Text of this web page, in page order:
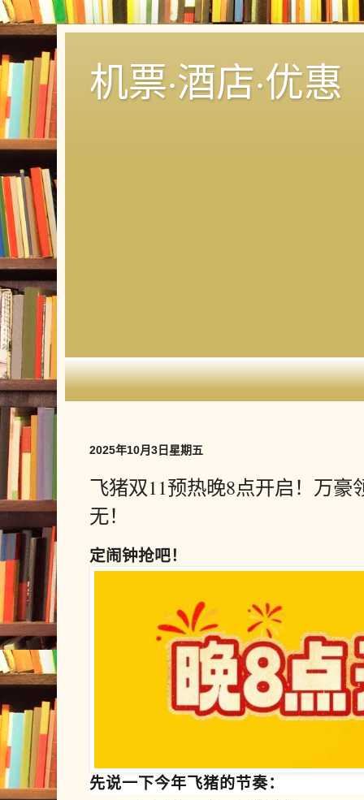
机票·酒店·优惠
2025年10月3日星期五
飞猪双11预热晚8点开启！万豪
无！
定闹钟抢吧！
先说一下今年飞猪的节奏：